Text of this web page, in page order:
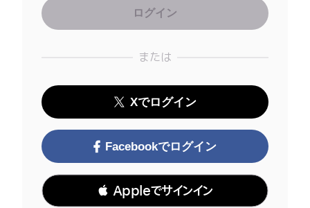
または
Xでログイン
Facebookでログイン
 Appleでサインイン